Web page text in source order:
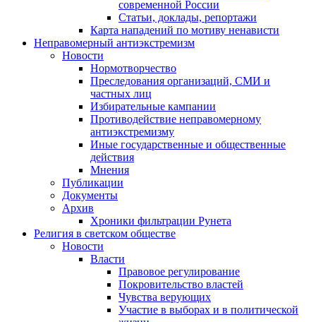
современной России
Статьи, доклады, репортажи
Карта нападений по мотиву ненависти
Неправомерный антиэкстремизм
Новости
Нормотворчество
Преследования организаций, СМИ и
частных лиц
Избирательные кампании
Противодействие неправомерному
антиэкстремизму
Иные государственные и общественные
действия
Мнения
Публикации
Документы
Архив
Хроники фильтрации Рунета
Религия в светском обществе
Новости
Власти
Правовое регулирование
Покровительство властей
Чувства верующих
Участие в выборах и в политической